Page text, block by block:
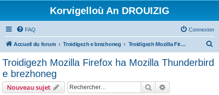
Korvigelloù An DROUIZIG
FAQ Connexion
Accueil du forum Troidigezh e brezhoneg Troidigezh Mozilla Firefox ha Mozilla Thunderbird e brezhoneg
Troidigezh Mozilla Firefox ha Mozilla Thunderbird
e brezhoneg
Nouveau sujet Rechercher